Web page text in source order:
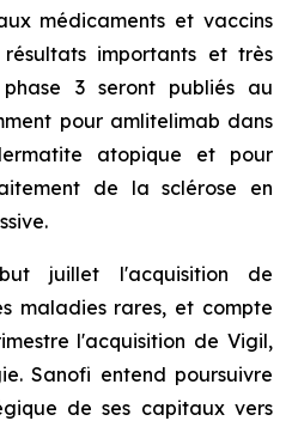
médicaments et vaccins
importants et très
3 seront publiés au
pour amlitelimab dans
atopique et pour
de la sclérose en
juillet l'acquisition de
maladies rares, et compte
l'acquisition de Vigil,
Sanofi entend poursuivre
de ses capitaux vers